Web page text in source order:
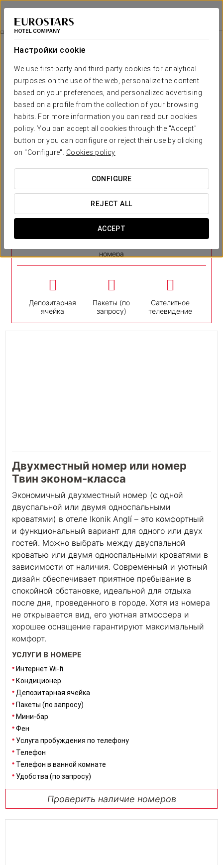
Настройки cookie
We use first-party and third-party cookies for analytical
purposes on the use of the web, personalize the content
based on your preferences, and personalized advertising
based on a profile from the collection of your browsing
habits. For more information you can read our cookies
policy. You can accept all cookies through the "Accept"
button or you can configure or reject their use by clicking
on "Configure". Cookies policy
CONFIGURE
REJECT ALL
ACCEPT
Ikonik Anglí
БАРСЕЛОНА
Номера
Необходимые вам комфорт и
отдых
В отеле Ikonik Anglí есть 48 номеров. Они сильно
отличаются от тех, к которым Вы, вероятно, привыкли.
Шумоизолированные номера этого отеля очень светлые,
с оригинальным интерьером. Они элегантно украшены. В
большинстве из них ванная отделена только прозрачной
стеной для более глубокого восприятия открытого
пространства. В номерах есть рабочий стол,
подключение интернет WiFi, гидромассаж. Вам будут
предоставлены халаты.В номере есть роскошная терраса
и джакузи на открытом воздухе.
ОСНОВНЫЕ УСЛУГИ
номера
Депозитарная
ячейка
Пакеты (по
запросу)
Сателитное
телевидение
Двухместный номер или номер
Твин эконом-класса
Экономичный двухместный номер (с одной
двуспальной или двумя односпальными
кроватями) в отеле Ikonik Anglí – это комфортный
и функциональный вариант для одного или двух
гостей. Можно выбрать между двуспальной
кроватью или двумя односпальными кроватями в
зависимости от наличия. Современный и уютный
дизайн обеспечивает приятное пребывание в
спокойной обстановке, идеальной для отдыха
после дня, проведенного в городе. Хотя из номера
не открывается вид, его уютная атмосфера и
хорошее оснащение гарантируют максимальный
комфорт.
УСЛУГИ В НОМЕРЕ
Интернет Wi-fi
Кондиционер
Депозитарная ячейка
Пакеты (по запросу)
Мини-бар
Фен
Услуга пробуждения по телефону
Телефон
Телефон в ванной комнате
Удобства (по запросу)
Проверить наличие номеров